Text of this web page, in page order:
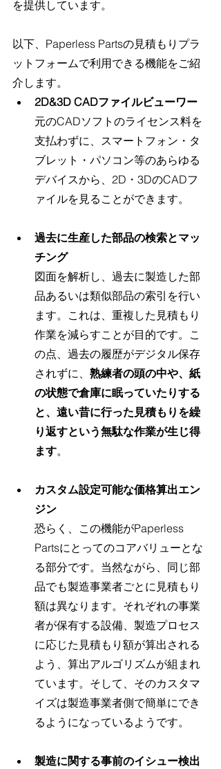
を提供しています。
以下、Paperless Partsの見積もりプラ
ットフォームで利用できる機能をご紹
介します。
2D&3D CADファイルビューワー
元のCADソフトのライセンス料を
支払わずに、スマートフォン・タ
ブレット・パソコン等のあらゆる
デバイスから、2D・3DのCADフ
ァイルを見ることができます。
過去に生産した部品の検索とマッ
チング
図面を解析し、過去に製造した部
品あるいは類似部品の索引を行い
ます。これは、重複した見積もり
作業を減らすことが目的です。こ
の点、過去の履歴がデジタル保存
されずに、 熟練者の頭の中や、紙
の状態で倉庫に眠っていたりする
と、遠い昔に行った見積もりを繰
り返すという無駄な作業が生じ得
ます。
カスタム設定可能な価格算出エン
ジン
恐らく、この機能がPaperless
Partsにとってのコアバリューとな
る部分です。当然ながら、同じ部
品でも製造事業者ごとに見積もり
額は異なります。それぞれの事業
者が保有する設備、製造プロセス
に応じた見積もり額が算出される
よう、算出アルゴリズムが組まれ
ています。そして、そのカスタマ
イズは製造事業者側で簡単にでき
るようになっているようです。
製造に関する事前のイシュー検出